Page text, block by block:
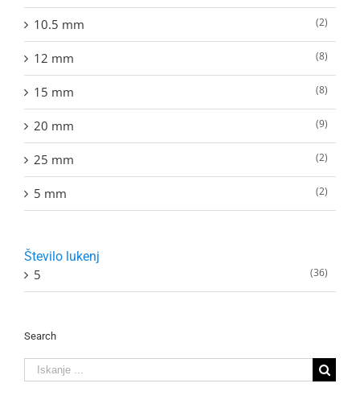
10.5 mm (2)
12 mm (8)
15 mm (8)
20 mm (9)
25 mm (2)
5 mm (2)
Število lukenj
5 (36)
Search
Search
for: